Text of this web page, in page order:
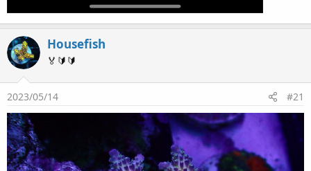
Housefish
🏅🔰🔰
2023/05/14 #21